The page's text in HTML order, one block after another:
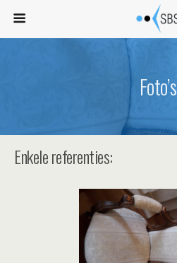
Foto’s
Enkele referenties: